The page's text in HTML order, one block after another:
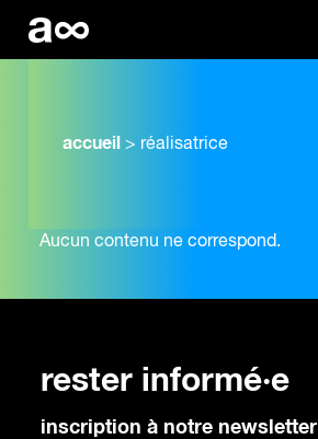
accueil > réalisatrice
Aucun contenu ne correspond.
rester informé·e
inscription à notre newsletter